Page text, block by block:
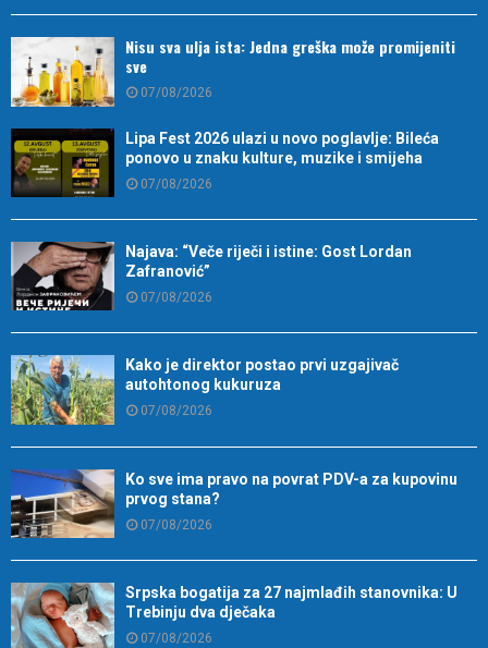
Nisu sva ulja ista: Jedna greška može promijeniti
sve
07/08/2026
Lipa Fest 2026 ulazi u novo poglavlje: Bileća
ponovo u znaku kulture, muzike i smijeha
07/08/2026
Najava: “Veče riječi i istine: Gost Lordan
Zafranović”
07/08/2026
Kako je direktor postao prvi uzgajivač
autohtonog kukuruza
07/08/2026
Ko sve ima pravo na povrat PDV-a za kupovinu
prvog stana?
07/08/2026
Srpska bogatija za 27 najmlađih stanovnika: U
Trebinju dva dječaka
07/08/2026